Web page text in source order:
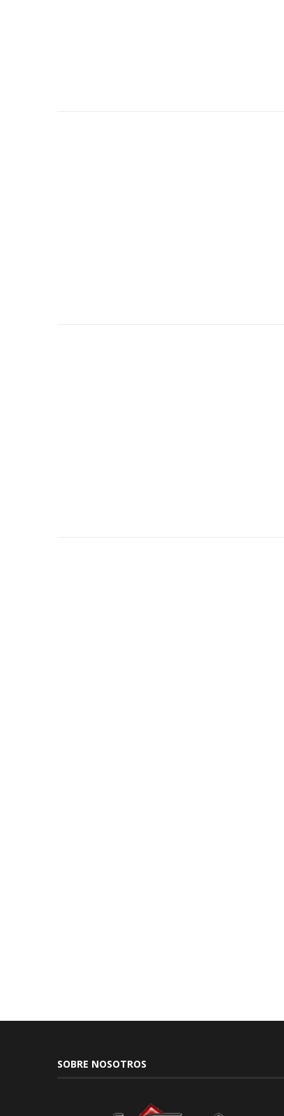
SOBRE NOSOTROS